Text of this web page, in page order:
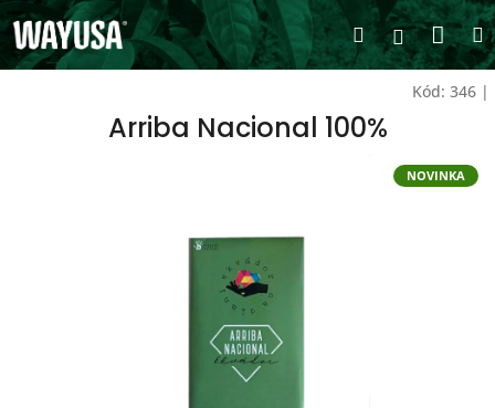
Přejít
na
obsah
Hledat
Kód: 346 |
Arriba Nacional 100%
NOVINKA